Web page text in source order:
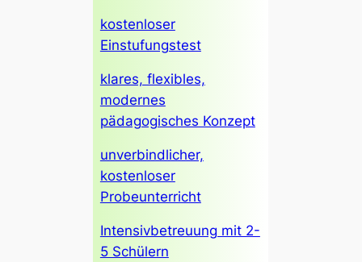
kostenloser
Einstufungstest
klares, flexibles,
modernes
pädagogisches Konzept
unverbindlicher,
kostenloser
Probeunterricht
Intensivbetreuung mit 2-
5 Schülern